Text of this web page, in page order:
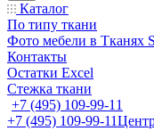
Каталог
По типу ткани
Фото мебели в Тканях
Контакты
Остатки Excel
Стежка ткани
+7 (495) 109-99-11
+7 (495) 109-99-11